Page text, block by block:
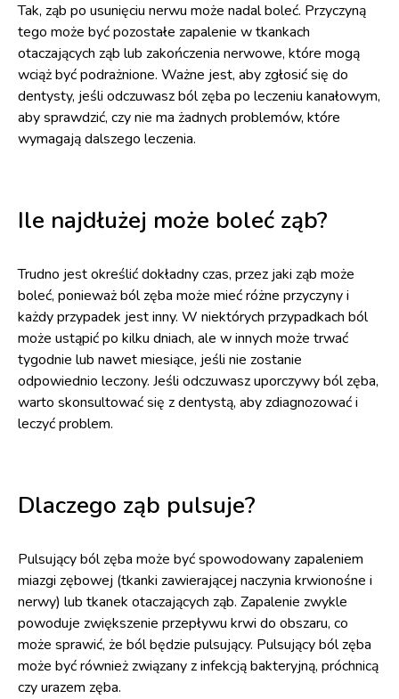
Tak, ząb po usunięciu nerwu może nadal boleć. Przyczyną
tego może być pozostałe zapalenie w tkankach
otaczających ząb lub zakończenia nerwowe, które mogą
wciąż być podrażnione. Ważne jest, aby zgłosić się do
dentysty, jeśli odczuwasz ból zęba po leczeniu kanałowym,
aby sprawdzić, czy nie ma żadnych problemów, które
wymagają dalszego leczenia.
Ile najdłużej może boleć ząb?
Trudno jest określić dokładny czas, przez jaki ząb może
boleć, ponieważ ból zęba może mieć różne przyczyny i
każdy przypadek jest inny. W niektórych przypadkach ból
może ustąpić po kilku dniach, ale w innych może trwać
tygodnie lub nawet miesiące, jeśli nie zostanie
odpowiednio leczony. Jeśli odczuwasz uporczywy ból zęba,
warto skonsultować się z dentystą, aby zdiagnozować i
leczyć problem.
Dlaczego ząb pulsuje?
Pulsujący ból zęba może być spowodowany zapaleniem
miazgi zębowej (tkanki zawierającej naczynia krwionośne i
nerwy) lub tkanek otaczających ząb. Zapalenie zwykle
powoduje zwiększenie przepływu krwi do obszaru, co
może sprawić, że ból będzie pulsujący. Pulsujący ból zęba
może być również związany z infekcją bakteryjną, próchnicą
czy urazem zęba.